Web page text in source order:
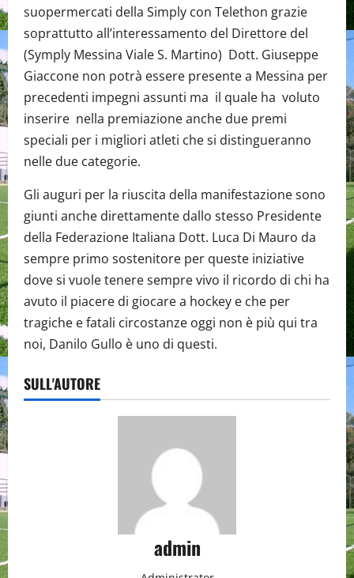
suopermercati della Simply con Telethon grazie
soprattutto all’interessamento del Direttore del
(Symply Messina Viale S. Martino) Dott. Giuseppe
Giaccone non potrà essere presente a Messina per
precedenti impegni assunti ma il quale ha voluto
inserire nella premiazione anche due premi
speciali per i migliori atleti che si distingueranno
nelle due categorie.
Gli auguri per la riuscita della manifestazione sono
giunti anche direttamente dallo stesso Presidente
della Federazione Italiana Dott. Luca Di Mauro da
sempre primo sostenitore per queste iniziative
dove si vuole tenere sempre vivo il ricordo di chi ha
avuto il piacere di giocare a hockey e che per
tragiche e fatali circostanze oggi non è più qui tra
noi, Danilo Gullo è uno di questi.
SULL'AUTORE
admin